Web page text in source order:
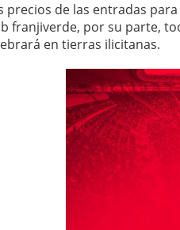
precios de las entradas
franjiverde, por su parte,
en tierras ilicitanas.